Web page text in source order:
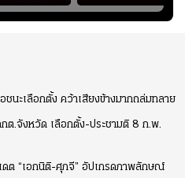
แมนยูยุค
ค 2.0"?
ย้ายซบ "แทร็บซอนส
ปอร์"
นะเลือกตั้ง คว้าเสียงข้างมากถล่มทลาย
ต.จังหวัด เลือกตั้ง-ประชามติ 8 ก.พ.
ดต “เอกนิติ-ศุภจี” อัปเกรดภาพลักษณ์